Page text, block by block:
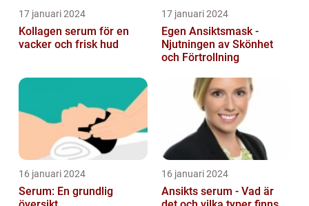
17 januari 2024
Kollagen serum för en
vacker och frisk hud
17 januari 2024
Egen Ansiktsmask -
Njutningen av Skönhet
och Förtrollning
16 januari 2024
Serum: En grundlig
16 januari 2024
Ansikts serum - Vad är